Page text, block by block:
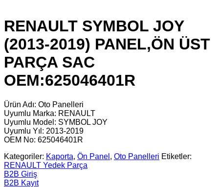
RENAULT SYMBOL JOY
(2013-2019) PANEL,ÖN ÜST
PARÇA SAC
OEM:625046401R
Ürün Adı: Oto Panelleri
Uyumlu Marka: RENAULT
Uyumlu Model: SYMBOL JOY
Uyumlu Yıl: 2013-2019
OEM No: 625046401R
Kategoriler: Kaporta, Ön Panel , Oto Panelleri Etiketler:
RENAULT Yedek Parça
B2B Giriş
B2B Kayıt